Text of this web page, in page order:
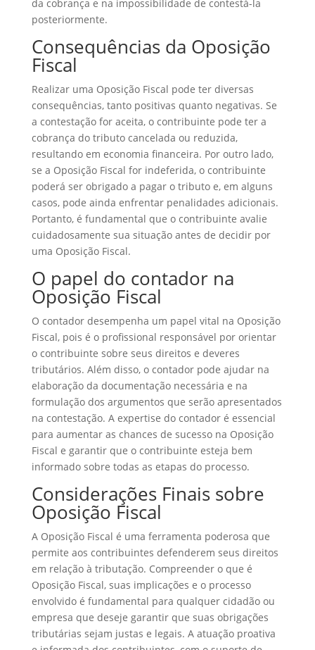
da cobrança e na impossibilidade de contestá-la
posteriormente.
Consequências da Oposição
Fiscal
Realizar uma Oposição Fiscal pode ter diversas
consequências, tanto positivas quanto negativas. Se
a contestação for aceita, o contribuinte pode ter a
cobrança do tributo cancelada ou reduzida,
resultando em economia financeira. Por outro lado,
se a Oposição Fiscal for indeferida, o contribuinte
poderá ser obrigado a pagar o tributo e, em alguns
casos, pode ainda enfrentar penalidades adicionais.
Portanto, é fundamental que o contribuinte avalie
cuidadosamente sua situação antes de decidir por
uma Oposição Fiscal.
O papel do contador na
Oposição Fiscal
O contador desempenha um papel vital na Oposição
Fiscal, pois é o profissional responsável por orientar
o contribuinte sobre seus direitos e deveres
tributários. Além disso, o contador pode ajudar na
elaboração da documentação necessária e na
formulação dos argumentos que serão apresentados
na contestação. A expertise do contador é essencial
para aumentar as chances de sucesso na Oposição
Fiscal e garantir que o contribuinte esteja bem
informado sobre todas as etapas do processo.
Considerações Finais sobre
Oposição Fiscal
A Oposição Fiscal é uma ferramenta poderosa que
permite aos contribuintes defenderem seus direitos
em relação à tributação. Compreender o que é
Oposição Fiscal, suas implicações e o processo
envolvido é fundamental para qualquer cidadão ou
empresa que deseje garantir que suas obrigações
tributárias sejam justas e legais. A atuação proativa